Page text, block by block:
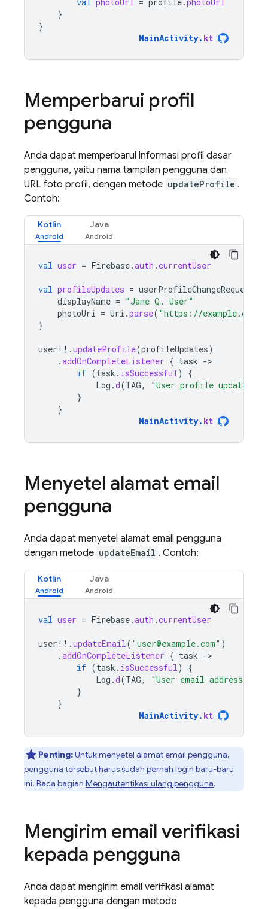
}
}
MainActivity. kt
Memperbarui profil
pengguna
Anda dapat memperbarui informasi profil dasar
pengguna, yaitu nama tampilan pengguna dan
URL foto profil, dengan metode updateProfile .
Contoh:
Kotlin Java
val user = Firebase.auth .currentUser
val profileUpdates = userProfileChangeRequest
displayName = "Jane Q. User"
photoUri = Uri .parse( "https://
}
user !! .updateProfile(profileUpdates)
.addOnCompleteListener { task -
if (task . isSuccessful)
{
Log .d(TAG, "User profile updated."
}
}
MainActivity. kt
Menyetel alamat email
pengguna
Anda dapat menyetel alamat email pengguna
dengan metode updateEmail . Contoh:
Kotlin Java
val user = Firebase.auth .currentUser
user !! .updateEmail( "user@example.com" )
.addOnCompleteListener { task -
if (task . isSuccessful)
{
Log .d(TAG,
"User email address
}
}
MainActivity. kt
Penting:Untuk menyetel alamat email pengguna,
pengguna tersebut harus sudah pernah login baru-baru
ini. Baca bagian Mengautentikasi ulang pengguna.
Mengirim email verifikasi
kepada pengguna
Anda dapat mengirim email verifikasi alamat
kepada pengguna dengan metode